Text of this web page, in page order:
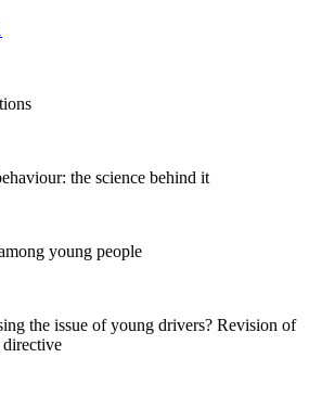
the science behind it
young people
the issue of young drivers? Revision of